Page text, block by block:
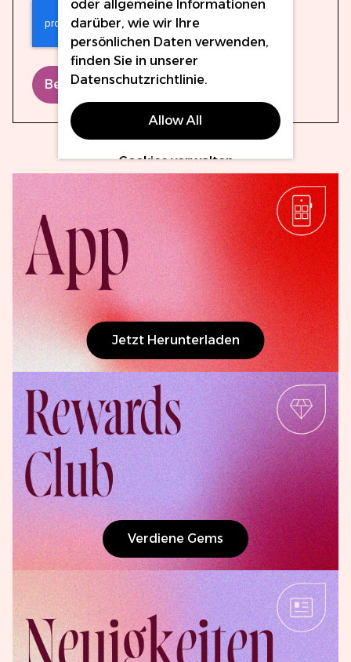
Bewertung abschicken
Jetzt Herunterladen
Verdiene Gems
oder allgemeine Informationen
darüber, wie wir Ihre
persönlichen Daten verwenden,
finden Sie in unserer
Datenschutzrichtlinie.
Allow All
Cookies verwalten